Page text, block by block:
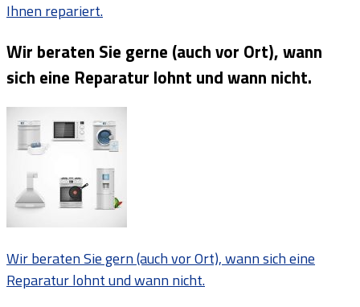
Ihnen repariert.
Wir beraten Sie gerne (auch vor Ort), wann
sich eine Reparatur lohnt und wann nicht.
Wir beraten Sie gern (auch vor Ort), wann sich eine
Reparatur lohnt und wann nicht.